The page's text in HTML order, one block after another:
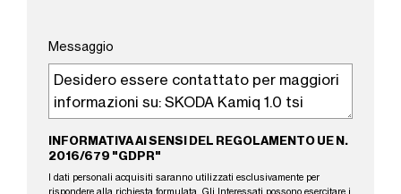
Messaggio
INFORMATIVA AI SENSI DEL REGOLAMENTO UE N.
2016/679 "GDPR"
I dati personali acquisiti saranno utilizzati esclusivamente per
rispondere alla richiesta formulata. Gli Interessati possono esercitare i